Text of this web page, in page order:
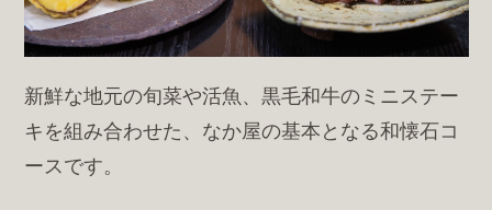
新鮮な地元の旬菜や活魚、黒毛和牛のミニステー
キを組み合わせた、なか屋の基本となる和懐石コ
ースです。